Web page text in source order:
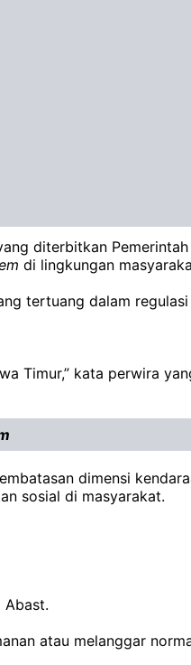
diterbitkan
di lingkungan
tertuang dalam
Timur,” kata perwira
dimensi
sosial di masyarakat.
Abast.
atau melanggar